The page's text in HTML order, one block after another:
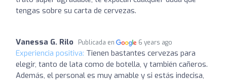
tengas sobre su carta de cervezas.
Vanessa G. Rilo Publicada en 6 years ago
Experiencia positiva: Tienen bastantes cervezas para
elegir, tanto de lata como de botella, y también cañeros.
Además, el personal es muy amable y si estás indecisa,